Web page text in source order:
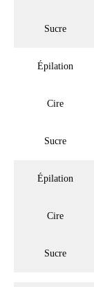
Sucre
Épilation
Cire
Sucre
Épilation
Cire
Sucre